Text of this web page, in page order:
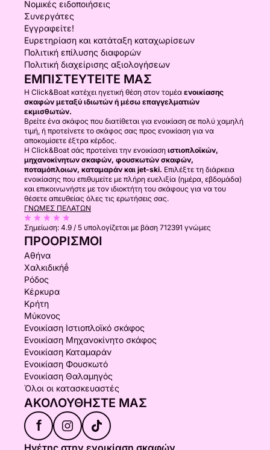
Νομικές ειδοποιήσεις
Συνεργάτες
Εγγραφείτε!
Ευρετηρίαση και κατάταξη καταχωρίσεων
Πολιτική επίλυσης διαφορών
Πολιτική διαχείρισης αξιολογήσεων
ΕΜΠΙΣΤΕΥΤΕΊΤΕ ΜΑΣ
Η Click&Boat κατέχει ηγετική θέση στον τομέα ενοικίασης
σκαφών μεταξύ ιδιωτών ή μέσω επαγγελματιών
εκμισθωτών.
Βρείτε ένα σκάφος που διατίθεται για ενοικίαση σε πολύ χαμηλή
τιμή, ή προτείνετε το σκάφος σας προς ενοικίαση για να
αποκομίσετε έξτρα κέρδος.
Η Click&Boat σάς προτείνει την ενοικίαση ιστιοπλοϊκών,
μηχανοκίνητων σκαφών, φουσκωτών σκαφών,
ποταμόπλοιων, καταμαράν και jet-ski. Επιλέξτε τη διάρκεια
ενοικίασης που επιθυμείτε με πλήρη ευελιξία (ημέρα, εβδομάδα)
και επικοινωνήστε με τον ιδιοκτήτη του σκάφους για να του
θέσετε απευθείας όλες τις ερωτήσεις σας.
ΓΝΏΜΕΣ ΠΕΛΑΤΏΝ
Σημείωση: 4.9 / 5 υπολογίζεται με βάση 712391 γνώμες
ΠΡΟΟΡΙΣΜΟΊ
Αθήνα
Χαλκιδικήḗ
Ρόδος
Κέρκυρα
Κρήτη
Μύκονος
Ενοικίαση Ιστιοπλοϊκό σκάφος
Ενοικίαση Μηχανοκίνητο σκάφος
Ενοικίαση Καταμαράν
Ενοικίαση Φουσκωτό
Ενοικίαση Θαλαμηγός
Όλοι οι κατασκευαστές
ΑΚΟΛΟΥΘΉΣΤΕ ΜΑΣ
f
Ηγέτης στην ενοικίαση σκαφών